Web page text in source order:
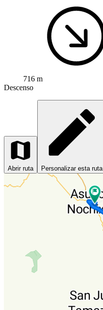
716 m
Descenso
Abrir ruta Personalizar esta ruta